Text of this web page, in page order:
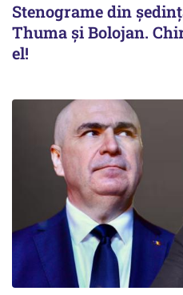
Stenograme din
Thuma și Bolojan.
el!